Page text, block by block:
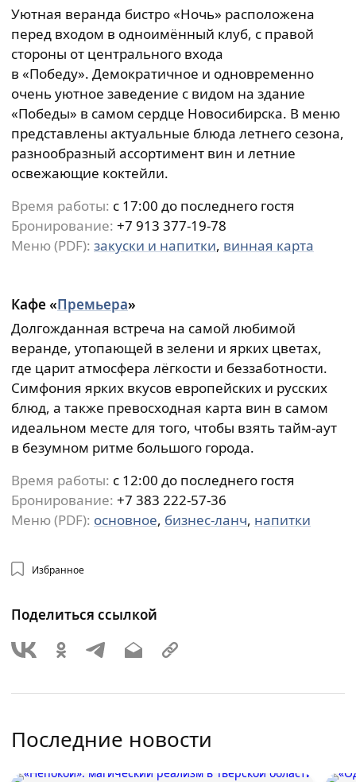
Уютная веранда бистро «Ночь» расположена
перед входом в одноимённый клуб, с правой
стороны от центрального входа
в «Победу». Демократичное и одновременно
очень уютное заведение с видом на здание
«Победы» в самом сердце Новосибирска. В меню
представлены актуальные блюда летнего сезона,
разнообразный ассортимент вин и летние
освежающие коктейли.
Время работы: c 17:00 до последнего гостя
Бронирование: +7 913 377-19-78
Меню (PDF): закуски и напитки, винная карта
Кафе «Премьера»
Долгожданная встреча на самой любимой
веранде, утопающей в зелени и ярких цветах,
где царит атмосфера лёгкости и беззаботности.
Симфония ярких вкусов европейских и русских
блюд, а также превосходная карта вин в самом
идеальном месте для того, чтобы взять тайм-аут
в безумном ритме большого города.
Время работы: c 12:00 до последнего гостя
Бронирование: +7 383 222-57-36
Меню (PDF): основное, бизнес-ланч, напитки
Избранное
Поделиться ссылкой
Последние новости